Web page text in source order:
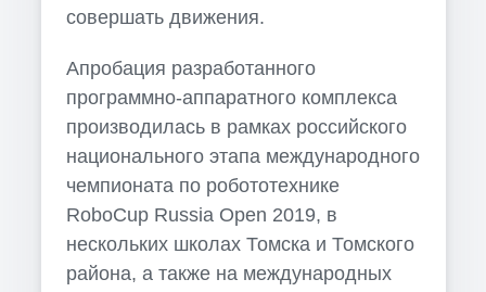
совершать движения.
Апробация разработанного
программно-аппаратного комплекса
производилась в рамках российского
национального этапа международного
чемпионата по робототехнике
RoboCup Russia Open 2019, в
нескольких школах Томска и Томского
района, а также на международных